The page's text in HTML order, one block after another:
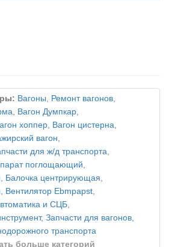
Вагоны, Ремонт вагонов,
, Вагон Думпкар,
хоппер, Вагон цистерна,
вагон,
для ж/д транспорта,
поглощающий,
, Балочка центрирующая,
, Вентилятор Ebmpapst,
и СЦБ,
, Запчасти для вагонов,
транспорта
больше категорий